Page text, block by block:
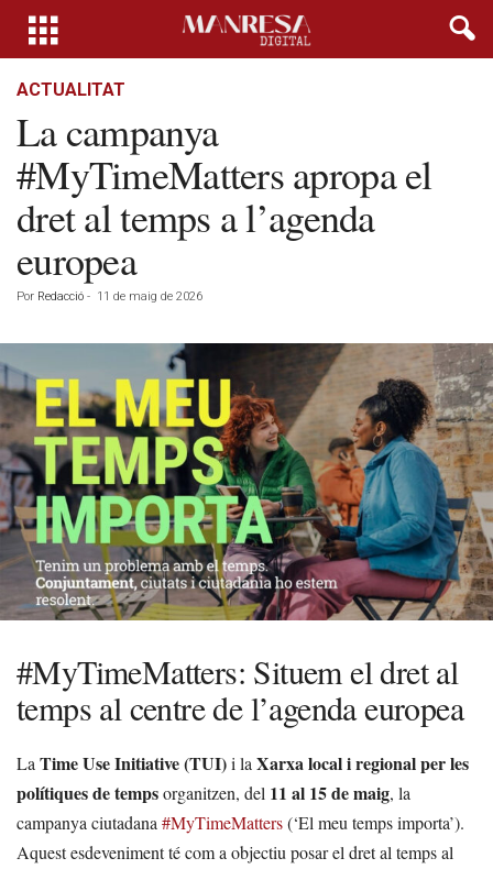
ACTUALITAT
La campanya
#MyTimeMatters apropa el
dret al temps a l’agenda
europea
Por Redacció - 11 de maig de 2026
#MyTimeMatters: Situem el dret al
temps al centre de l’agenda europea
La Time Use Initiative (TUI)i la Xarxa local i regional per les
polítiques de tempsorganitzen, del 11 al 15 de maig, la
campanya ciutadana #MyTimeMatters(‘El meu temps importa’).
Aquest esdeveniment té com a objectiu posar el dret al temps al